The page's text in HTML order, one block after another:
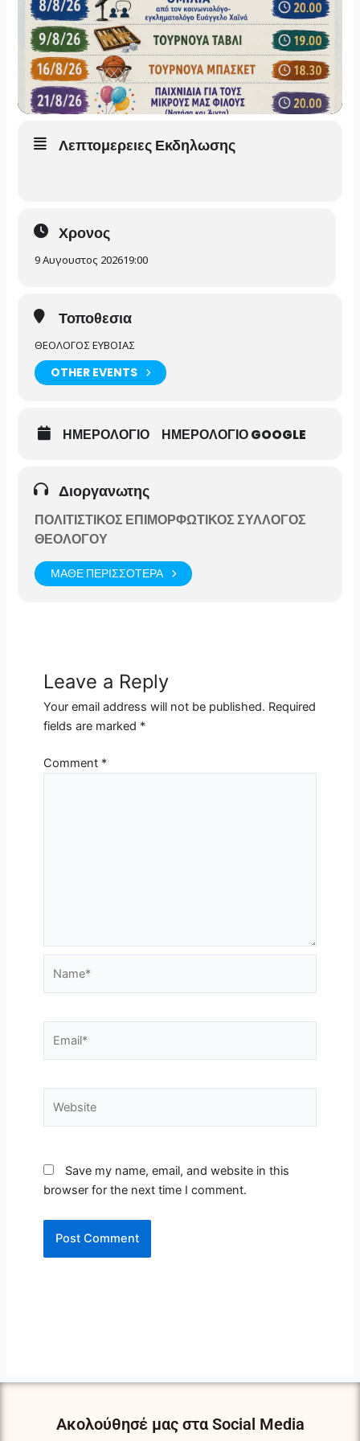
Λεπτομερειες Εκδηλωσης
Χρονος
9 Αυγουστος 202619:00
Τοποθεσια
ΘΕΟΛΟΓΟΣ ΕΥΒΟΙΑΣ
OTHER EVENTS
ΗΜΕΡΟΛΟΓΙΟ ΗΜΕΡΟΛΟΓΙΟ GOOGLE
Διοργανωτης
ΠΟΛΙΤΙΣΤΙΚΟΣ ΕΠΙΜΟΡΦΩΤΙΚΟΣ ΣΥΛΛΟΓΟΣ
ΘΕΟΛΟΓΟΥ
ΜΑΘΕ ΠΕΡΙΣΣΟΤΕΡΑ
Leave a Reply
Your email address will not be published. Required
fields are marked *
Comment *
Save my name, email, and website in this
browser for the next time I comment.
Ακολούθησέ μας στα Social Media